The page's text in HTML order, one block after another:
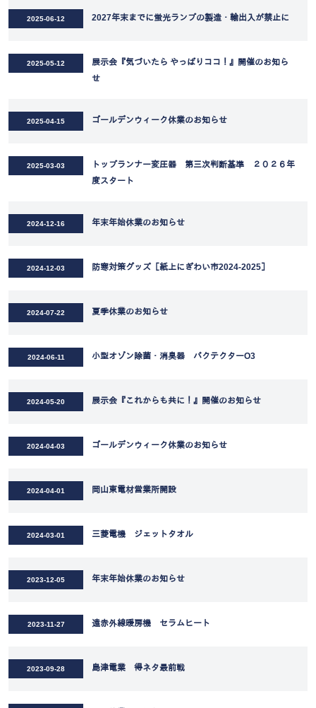
2025-06-12 2027年末までに蛍光ランプの製造・輸出入が禁止に
2025-05-12
展示会『気づいたら やっぱりココ！』開催のお知ら
せ
2025-04-15 ゴールデンウィーク休業のお知らせ
2025-03-03
トップランナー変圧器 第三次判断基準 ２０２６年
度スタート
2024-12-16 年末年始休業のお知らせ
2024-12-03 防寒対策グッズ［紙上にぎわい市2024-2025］
2024-07-22 夏季休業のお知らせ
2024-06-11 小型オゾン除菌・消臭器 バクテクターO3
2024-05-20 展示会『これからも共に！』開催のお知らせ
2024-04-03 ゴールデンウィーク休業のお知らせ
2024-04-01 岡山東電材営業所開設
2024-03-01 三菱電機 ジェットタオル
2023-12-05 年末年始休業のお知らせ
2023-11-27 遠赤外線暖房機 セラムヒート
2023-09-28 島津電業 得ネタ最前戦